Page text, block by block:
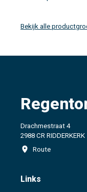
Bekijk alle
Drachmestraat 4
2988 CR RIDDERKERK
Route
Links